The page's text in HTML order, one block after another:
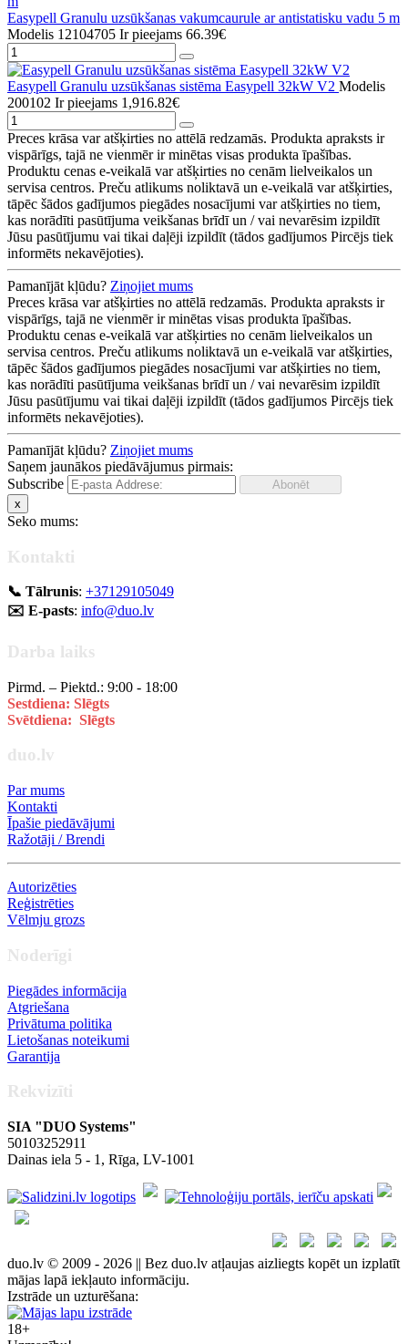
Easypell Granulu uzsūkšanas vakumcaurule ar antistatisku vadu 5 m
Modelis 12104705 Ir pieejams 66.39€
Easypell Granulu uzsūkšanas sistēma Easypell 32kW V2 Modelis
200102 Ir pieejams 1,916.82€
Preces krāsa var atšķirties no attēlā redzamās. Produkta apraksts ir
vispārīgs, tajā ne vienmēr ir minētas visas produkta īpašības.
Produktu cenas e-veikalā var atšķirties no cenām lielveikalos un
servisa centros. Preču atlikums noliktavā un e-veikalā var atšķirties,
tāpēc šādos gadījumos piegādes nosacījumi var atšķirties no tiem,
kas norādīti pasūtījuma veikšanas brīdī un / vai nevarēsim izpildīt
Jūsu pasūtījumu vai tikai daļēji izpildīt (tādos gadījumos Pircējs tiek
informēts nekavējoties).
Pamanījāt kļūdu? Ziņojiet mums
Preces krāsa var atšķirties no attēlā redzamās. Produkta apraksts ir
vispārīgs, tajā ne vienmēr ir minētas visas produkta īpašības.
Produktu cenas e-veikalā var atšķirties no cenām lielveikalos un
servisa centros. Preču atlikums noliktavā un e-veikalā var atšķirties,
tāpēc šādos gadījumos piegādes nosacījumi var atšķirties no tiem,
kas norādīti pasūtījuma veikšanas brīdī un / vai nevarēsim izpildīt
Jūsu pasūtījumu vai tikai daļēji izpildīt (tādos gadījumos Pircējs tiek
informēts nekavējoties).
Pamanījāt kļūdu? Ziņojiet mums
Saņem jaunākos piedāvājumus pirmais:
Subscribe
x
Seko mums:
Kontakti
📞 Tālrunis: +37129105049
✉️ E-pasts: info@duo.lv
Darba laiks
Pirmd. – Piektd.: 9:00 - 18:00
Sestdiena: Slēgts
Svētdiena: Slēgts
duo.lv
Par mums
Kontakti
Īpašie piedāvājumi
Ražotāji / Brendi
Autorizēties
Reģistrēties
Vēlmju grozs
Noderīgi
Piegādes informācija
Atgriešana
Privātuma politika
Lietošanas noteikumi
Garantija
Rekvizīti
SIA "DUO Systems"
50103252911
Dainas iela 5 - 1, Rīga, LV-1001
duo.lv © 2009 - 2026 || Bez duo.lv atļaujas aizliegts kopēt un izplatīt
mājas lapā iekļauto informāciju.
Izstrāde un uzturēšana:
18+